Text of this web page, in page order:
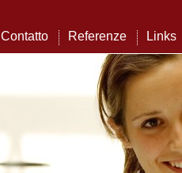
Contatto Referenze Links